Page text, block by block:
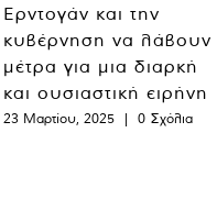
Ερντογάν και την
κυβέρνηση να λάβουν
μέτρα για μια διαρκή
και ουσιαστική ειρήνη
23 Μαρτίου, 2025 | 0 Σχόλια